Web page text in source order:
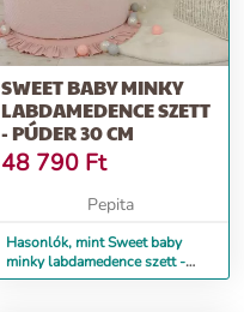
SWEET BABY MINKY
LABDAMEDENCE SZETT
- PÚDER 30 CM
48 790 Ft
Pepita
Hasonlók, mint Sweet baby
minky labdamedence szett -
púder 30 cm